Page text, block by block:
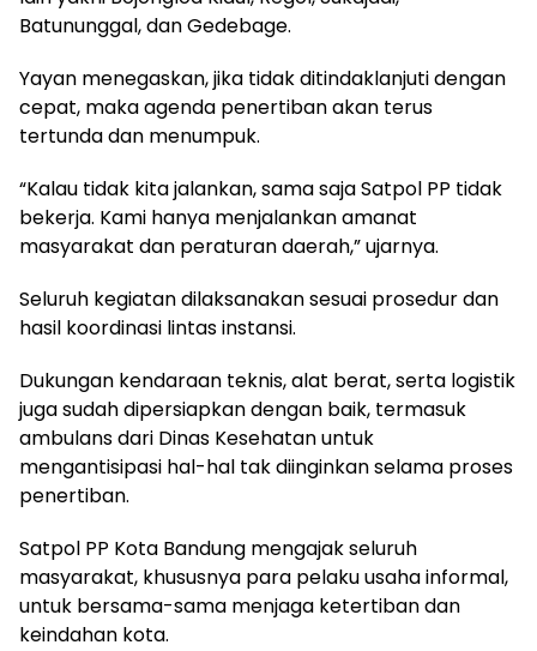
Batununggal, dan Gedebage.
Yayan menegaskan, jika tidak ditindaklanjuti dengan
cepat, maka agenda penertiban akan terus
tertunda dan menumpuk.
“Kalau tidak kita jalankan, sama saja Satpol PP tidak
bekerja. Kami hanya menjalankan amanat
masyarakat dan peraturan daerah,” ujarnya.
Seluruh kegiatan dilaksanakan sesuai prosedur dan
hasil koordinasi lintas instansi.
Dukungan kendaraan teknis, alat berat, serta logistik
juga sudah dipersiapkan dengan baik, termasuk
ambulans dari Dinas Kesehatan untuk
mengantisipasi hal-hal tak diinginkan selama proses
penertiban.
Satpol PP Kota Bandung mengajak seluruh
masyarakat, khususnya para pelaku usaha informal,
untuk bersama-sama menjaga ketertiban dan
keindahan kota.